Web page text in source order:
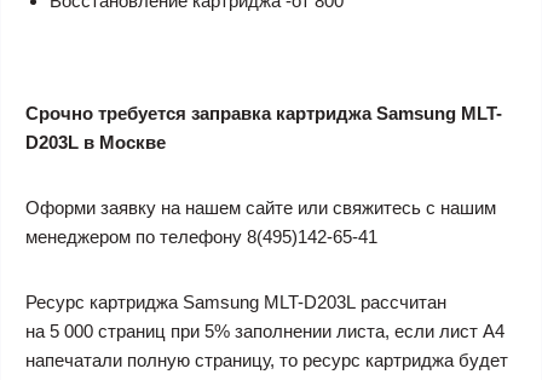
Срочно требуется заправка картриджа Samsung MLT-
D203L в Москве
Оформи заявку на нашем сайте или свяжитесь с нашим
менеджером по телефону 8(495)142-65-41
Ресурс картриджа Samsung MLT-D203L рассчитан
на 5 000 страниц при 5% заполнении листа, если лист А4
напечатали полную страницу, то ресурс картриджа будет